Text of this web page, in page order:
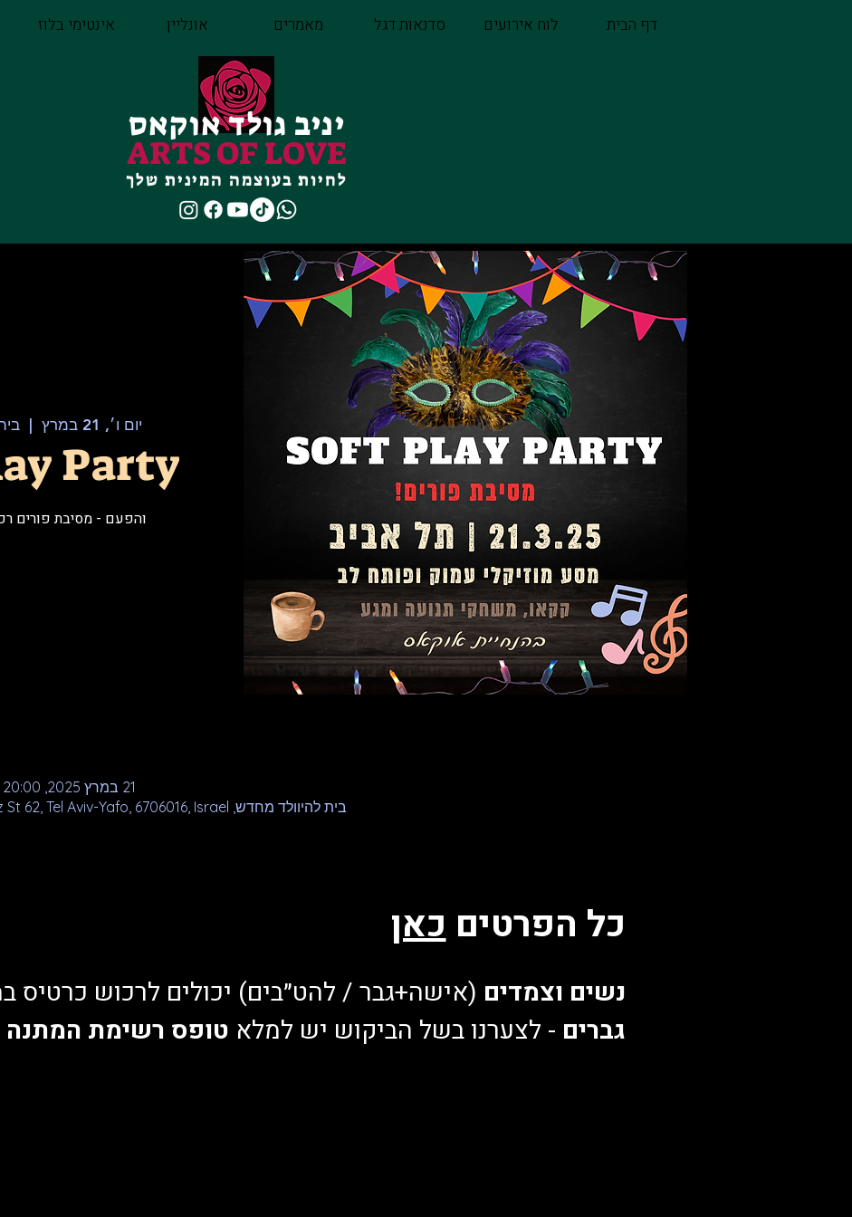
דף הבית לוח אירועים סדנאות דגל מאמרים אונליין אינטימי בלוז
יניב גולד אוקאס
ARTS OF LOVE
לחיות בעוצמה המינית שלך
יום ו׳, 21 במרץ
  |
Party
והפעם - מסיבת פורים
21 במרץ 2025, 20:00 – 22 במרץ 2025, 0:30
בית להיוולד מחדש, Mordekhai Anielewicz St 62, Tel Aviv-Yafo, 6706016, Israel
כל הפרטים כאן
נשים וצמדים (אישה+גבר / להט״בים) יכולים לרכוש כרטיס
גברים - לצערנו בשל הביקוש יש למלא טופס רשימת